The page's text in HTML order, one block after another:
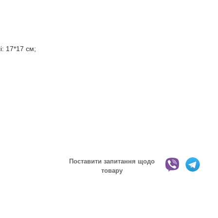
17*17 см;
Поставити запитання щодо
товару